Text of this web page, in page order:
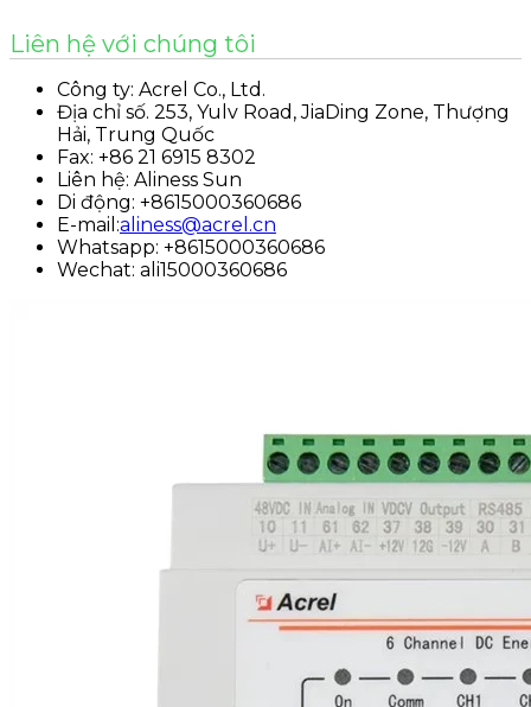
Liên hệ với chúng tôi
Công ty: Acrel Co., Ltd.
Địa chỉ số. 253, Yulv Road, JiaDing Zone, Thượng
Hải, Trung Quốc
Fax: +86 21 6915 8302
Liên hệ: Aliness Sun
Di động: +8615000360686
E-mail:aliness@acrel.cn
Whatsapp: +8615000360686
Wechat: ali15000360686